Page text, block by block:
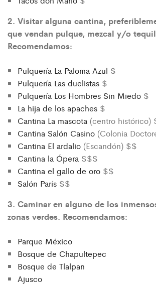
2. Visitar alguna cantina,
que vendan pulque, mezcal y/o
Recomendamos:
Pulquería La Paloma Azul $
Pulquería Las duelistas $
Pulquería Los Hombres Sin Miedo $
La hija de los apaches $
Cantina La mascota (centro histórico)
Cantina Salón Casino (Colonia
Cantina El ardalio (Escandón) $$
Cantina la Ópera $$$
Cantina el gallo de oro $$
Salón París $$
3. Caminar en alguno de los
zonas verdes. Recomendamos:
Parque México
Bosque de Chapultepec
Bosque de Tlalpan
Ajusco